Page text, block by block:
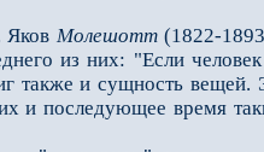
Яков Молешотт(1822-
из них: "Если
также и сущность вещей.
и последующее время